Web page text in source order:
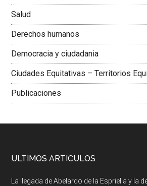
Salud
Derechos humanos
Democracia y ciudadania
Ciudades Equitativas – Territorios
Publicaciones
ULTIMOS ARTICULOS
La llegada de Abelardo de la Espriella y la